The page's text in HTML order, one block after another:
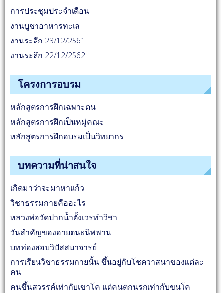
การประชุมประจำเดือน
งานบูชาอาหารทะเล
งานระลึก 23/12/2561
งานระลึก 22/12/2562
โครงการอบรม
หลักสูตรการฝึกเฉพาะตน
หลักสูตรการฝึกเป็นหมู่คณะ
หลักสูตรการฝึกอบรมเป็นวิทยากร
บทความที่น่าสนใจ
เกิดมาว่าจะมาหาแก้ว
วิชาธรรมกายคืออะไร
หลวงพ่อวัดปากน้ำตั้งเวรทำวิชา
วันสำคัญของอายตนะนิพพาน
บทท่องสอบวิปัสสนาจารย์
การเรียนวิชาธรรมกายนั้น ขึ้นอยู่กับโชควาสนาของแต่ละ
คน
คนขึ้นสวรรค์เท่ากับเขาโค แต่คนตกนรกเท่ากับขนโค